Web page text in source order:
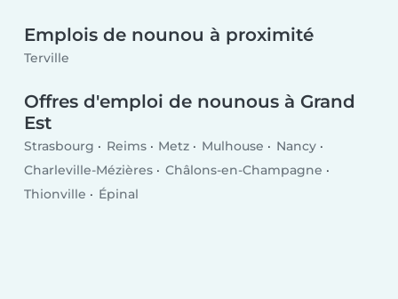
Emplois de nounou à proximité
Terville
Offres d'emploi de nounous à Grand
Est
Strasbourg Reims Metz Mulhouse
Nancy
Charleville-Mézières
Châlons-en-Champagne
Thionville
Épinal